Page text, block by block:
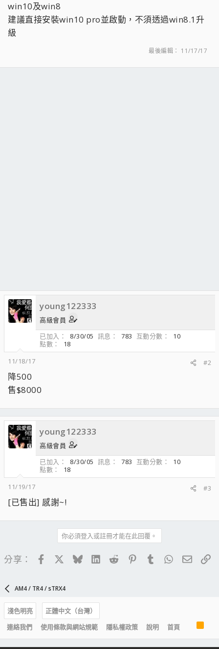
win10及win8
建議直接安裝win10 pro並啟動，不須透過win8.1升
級
最後編輯： 11/17/17
young122333
高級會員
已加入
8/30/05 訊息 783 互動分數
10
點數
18
11/18/17
#2
降500
售$8000
young122333
高級會員
已加入
8/30/05 訊息 783 互動分數
10
點數
18
11/19/17
#3
[已售出] 感謝~!
你必須登入或註冊才能在此回覆。
分享： FacebookBlueskyLinkedIn
Reddit PinterestTumblrWhatsApp
電子
AM4 / TR4 / sTRX4
淺色明亮
正體中文（台灣）
連絡我們
使用條款與網站規範 隱私權政策 說明 首頁
S